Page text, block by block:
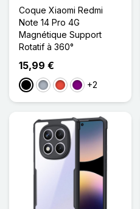
Coque Xiaomi Redmi
Note 14 Pro 4G
Magnétique Support
Rotatif à 360°
15,99 €
NoirGris RougeViolet
+2